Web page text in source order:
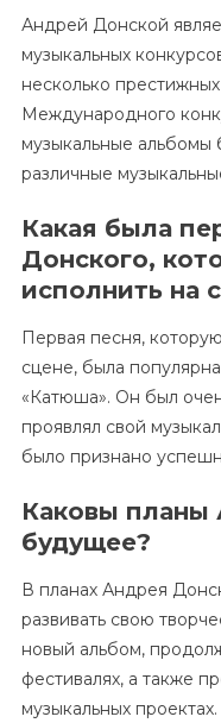
Андрей Донской
музыкальных
несколько
Международного
музыкальные
различные
Какая была
Донского,
исполнить на
Первая песня,
сцене, была
«Катюша». Он был
проявлял свой
было признано
Каковы планы
будущее?
В планах Андрея
развивать свою
новый альбом,
фестивалях, а также
музыкальных